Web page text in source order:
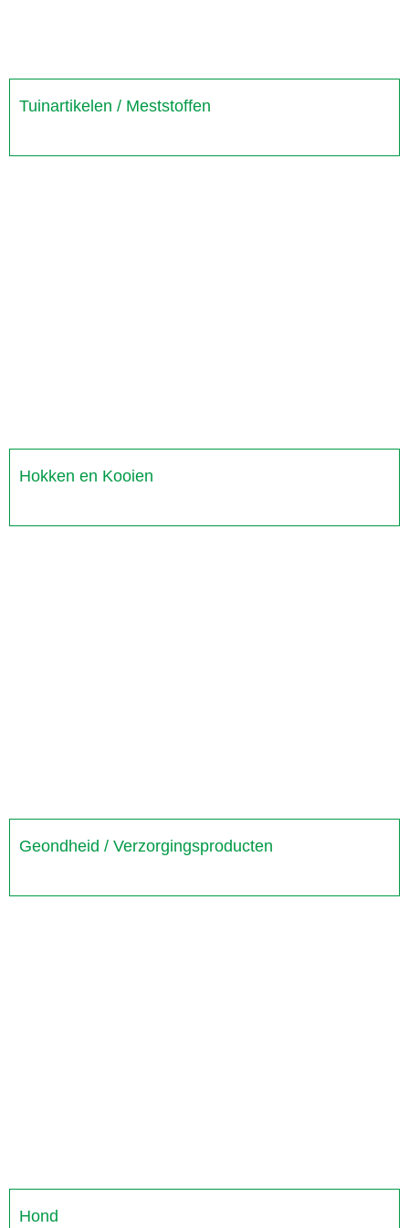
Tuinartikelen / Meststoffen
Hokken en Kooien
Geondheid / Verzorgingsproducten
Hond